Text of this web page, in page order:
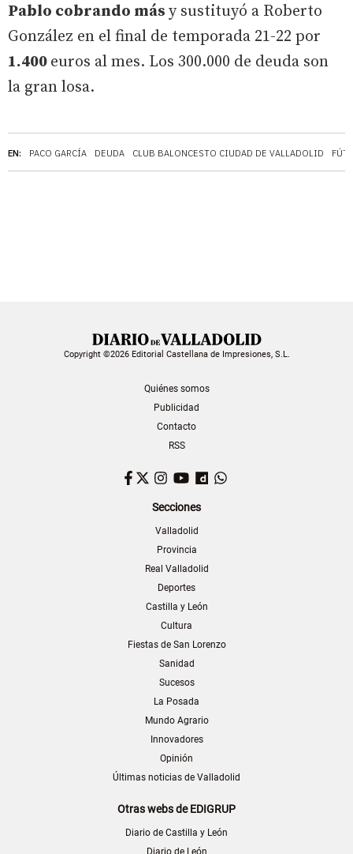
EN: PACO GARCÍA DEUDA CLUB BALONCESTO CIUDAD DE VALLADOLID
Pablo cobrando más y sustituyó a Roberto
González en el final de temporada 21-22 por
1.400 euros al mes. Los 300.000 de deuda son
la gran losa.
Copyright ©2026 Editorial Castellana de Impresiones, S.L.
Quiénes somos
Publicidad
Contacto
RSS
Facebook
TwitterInstagram
YouTubeDailymotion
Secciones
Valladolid
Provincia
Real Valladolid
Deportes
Castilla y León
Cultura
Fiestas de San Lorenzo
Sanidad
Sucesos
La Posada
Mundo Agrario
Innovadores
Opinión
Últimas noticias de Valladolid
Otras webs de EDIGRUP
Diario de Castilla y León